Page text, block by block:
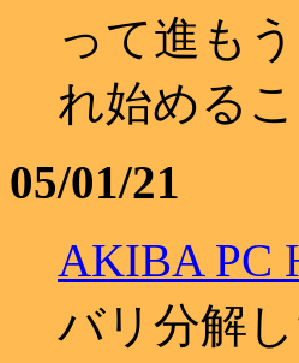
って進も
れ始める
05/01/21
AKIBA PC
バリ分解